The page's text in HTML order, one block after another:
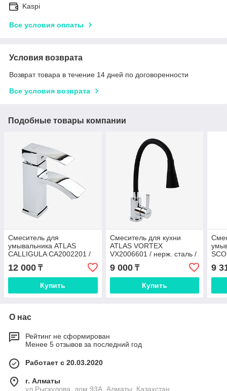
Kaspi
Все условия оплаты
Условия возврата
Возврат товара в течение 14 дней по договоренности
Все условия возврата
Подобные товары компании
Смеситель для
умывальника ATLAS
CALLIGULA CA2002201 /
цинк / хром
12 000 ₸
Купить
Смеситель для кухни
ATLAS VORTEX
VX2006601 / нерж. сталь /
9 000₸
Купить
9
О нас
Рейтинг не сформирован
Менее 5 отзывов за последний год
Работает с 20.03.2020
г. Алматы
ул Рыскулова, дом 93А, Алматы, Казахстан